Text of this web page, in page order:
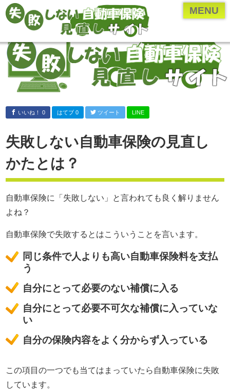
MENU
ページメニュー一覧
乗り換え(切り替え)・見直しについて
保険のプロ直伝、お得な情報やとっておきの情報
各保険会社・保険業界の研究
年齢・車種別の保険内容を検証
自動車保険の付随知識
運営者について
運営者：河原あたる
保険代理店に勤める現役の
保険営業マン。
代理店に勤める前は
保険業界に入るまで
自動車保険の知識は全くなかった。
現在では年間７００件以上の
自動車保険の新規・変更手続き、
年間３００件以上の
自動車事故の対応を行う。
自動車事故の場合には
直接現場に行き、
自動車保険の知識ゼロから様々な経験を重ねることで理解した
知識を、
いいね！ 0 はてブ 0 ツイート LINE
失敗しない自動車保険の見直し
かたとは？
自動車保険に「失敗しない」と言われても良く解りません
よね？
自動車保険で失敗するとはこういうことを言います。
同じ条件で人よりも高い自動車保険料を支払
う
自分にとって必要のない補償に入る
自分にとって必要不可欠な補償に入っていな
い
自分の保険内容をよく分からず入っている
この項目の一つでも当てはまっていたら自動車保険に失敗
しています。